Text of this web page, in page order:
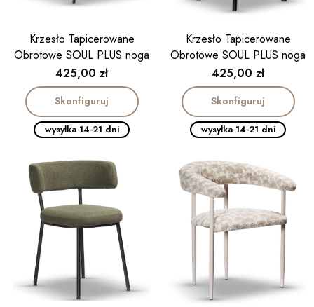
Krzesło Tapicerowane
Obrotowe SOUL PLUS noga
slim
Cena
425,00 zł
Skonfiguruj
wysyłka 14-21 dni
Krzesło Tapicerowane
Obrotowe SOUL PLUS noga
drewniana czarna
Cena
425,00 zł
Skonfiguruj
wysyłka 14-21 dni